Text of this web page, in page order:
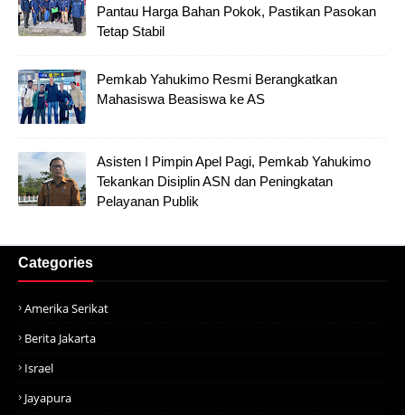
Pantau Harga Bahan Pokok, Pastikan Pasokan
Tetap Stabil
Pemkab Yahukimo Resmi Berangkatkan
Mahasiswa Beasiswa ke AS
Asisten I Pimpin Apel Pagi, Pemkab Yahukimo
Tekankan Disiplin ASN dan Peningkatan
Pelayanan Publik
Categories
Amerika Serikat
Berita Jakarta
Israel
Jayapura